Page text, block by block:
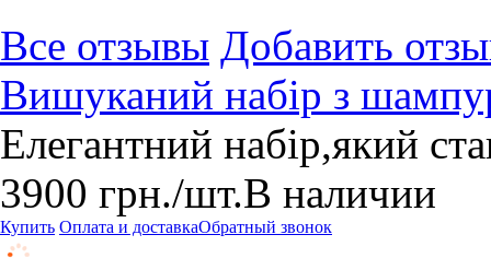
Все отзывы Добавить
Вишуканий набір з
Елегантний набір,який
3900 грн./шт.В наличии
Купить Оплата и доставкаОбратный звонок